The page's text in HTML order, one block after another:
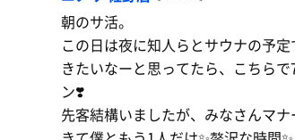
着替えて1セット目ですぐにロウリ
熱くなるロウリュウです！なんて
段しか空いてない💦 いざ始まり、
リヒリロウリュウもちょこちょこ
か退室し一段降りて、2回目のロウ
て言ってたので、水風呂20秒入っ
朝のサ活。
この日は夜に知人らとサウナの予
きたいなーと思ってたら、こちら
ン❣️
先客結構いましたが、みなさんマ